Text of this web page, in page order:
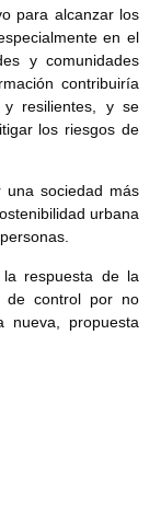
para alcanzar los
en el
y comunidades
contribuiría
resilientes, y se
los riesgos de
una sociedad más
urbana
respuesta de la
de control por no
nueva, propuesta